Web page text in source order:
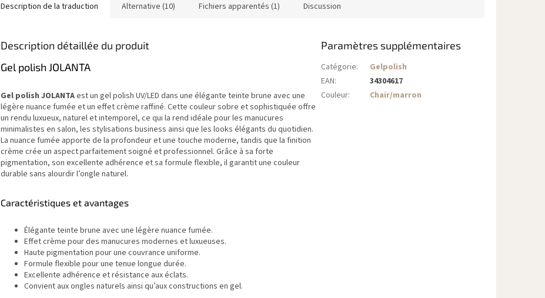
Description de la traduction Alternative (10) Fichiers apparentés (1) Discussion
Description détaillée du produit
Gel polish JOLANTA
Gel polish JOLANTAest un gel polish UV/LED dans une élégante teinte brune avec une
légère nuance fumée et un effet crème raffiné. Cette couleur sobre et sophistiquée offre
un rendu luxueux, naturel et intemporel, ce qui la rend idéale pour les manucures
minimalistes en salon, les stylisations business ainsi que les looks élégants du quotidien.
La nuance fumée apporte de la profondeur et une touche moderne, tandis que la finition
crème crée un aspect parfaitement soigné et professionnel. Grâce à sa forte
pigmentation, son excellente adhérence et sa formule flexible, il garantit une couleur
durable sans alourdir l’ongle naturel.
Caractéristiques et avantages
Élégante teinte brune avec une légère nuance fumée.
Effet crème pour des manucures modernes et luxueuses.
Haute pigmentation pour une couvrance uniforme.
Formule flexible pour une tenue longue durée.
Excellente adhérence et résistance aux éclats.
Convient aux ongles naturels ainsi qu’aux constructions en gel.
Paramètres supplémentaires
Catégorie:
Gelpolish
EAN:
34304617
Couleur: Chair/marron